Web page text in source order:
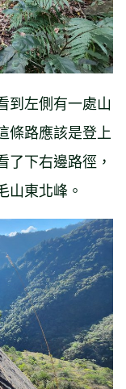
到左側有一處山
條路應該是登上
了下右邊路徑，
山東北峰。